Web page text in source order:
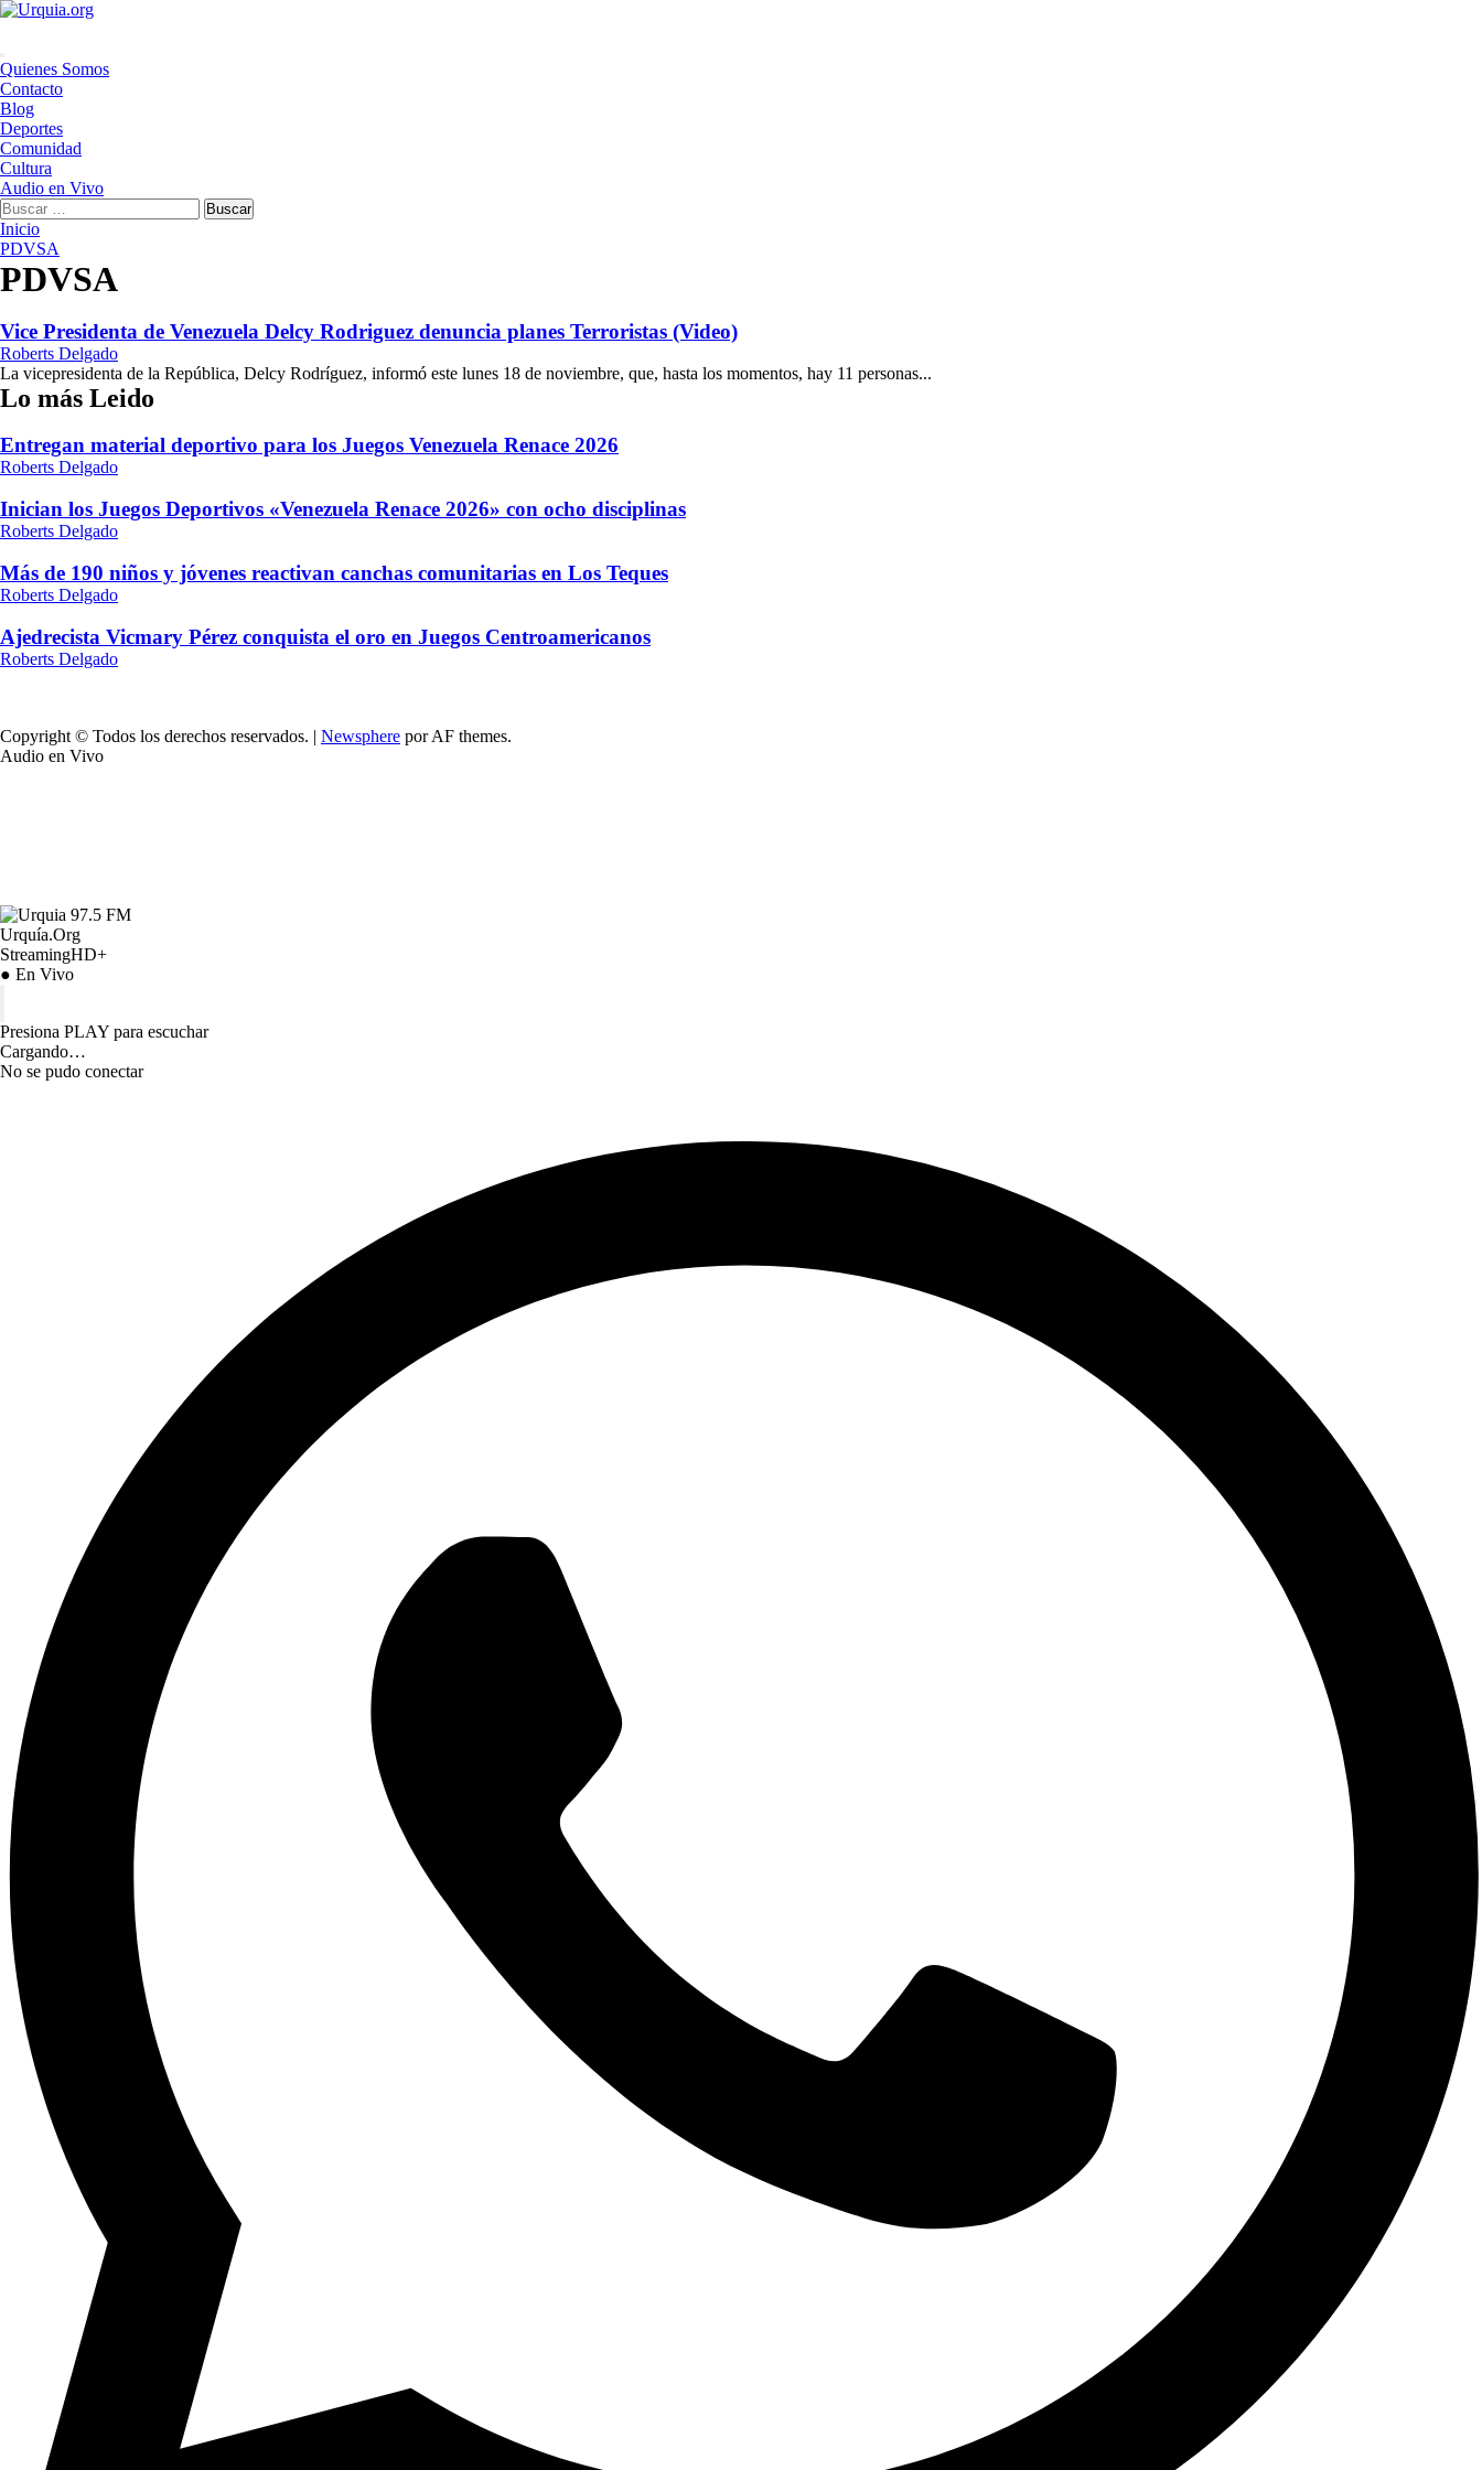
Saltar
Menú
principal
Quienes Somos
Contacto
Blog
Deportes
Comunidad
Cultura
Audio en Vivo
Buscar:
Inicio
PDVSA
PDVSA
Vice Presidenta de Venezuela Delcy Rodriguez denuncia planes Terroristas (Video)
Roberts Delgado
La vicepresidenta de la República, Delcy Rodríguez, informó este lunes 18 de noviembre, que, hasta los momentos, hay 11 personas...
Lo más Leido
Entregan material deportivo para los Juegos Venezuela Renace 2026
Roberts Delgado
Inician los Juegos Deportivos «Venezuela Renace 2026» con ocho disciplinas
Roberts Delgado
Más de 190 niños y jóvenes reactivan canchas comunitarias en Los Teques
Roberts Delgado
Ajedrecista Vicmary Pérez conquista el oro en Juegos Centroamericanos
Roberts Delgado
Copyright © Todos los derechos reservados. | Newsphere por AF themes.
Audio en Vivo
Urquía.Org
StreamingHD+
● En Vivo
Presiona PLAY para escuchar
Cargando…
No se pudo conectar